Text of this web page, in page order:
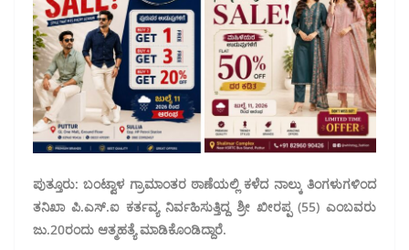
ಪುತ್ತೂರು: ಬಂಟ್ವಾಳ ಗ್ರಾಮಾಂತರ ಠಾಣೆಯಲ್ಲಿ ಕಳೆದ ನಾಲ್ಕು ತಿಂಗಳುಗಳಿಂದ
ತನಿಖಾ ಪಿ.ಎಸ್‌.ಐ ಕರ್ತವ್ಯ ನಿರ್ವಹಿಸುತ್ತಿದ್ದ ಶ್ರೀ ಖೀರಪ್ಪ (55) ಎಂಬವರು
ಜು.20ರಂದು ಆತ್ಮಹತ್ಯೆ ಮಾಡಿಕೊಂಡಿದ್ದಾರೆ.